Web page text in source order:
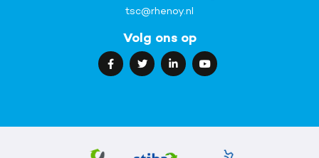
tsc@rhenoy.nl
Volg ons op